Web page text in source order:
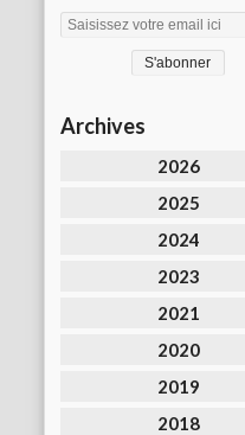
Archives
2026
2025
2024
2023
2021
2020
2019
2018